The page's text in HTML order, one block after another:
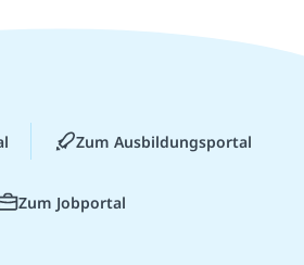
Zum Ausbildungsportal
Zum Jobportal